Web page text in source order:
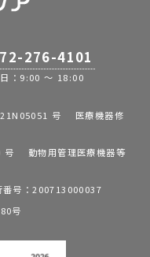
276-4101
：9:00 ～ 18:00
21N05051 号 医療機器修
号 動物用管理医療機器等
番号：200713000037
号